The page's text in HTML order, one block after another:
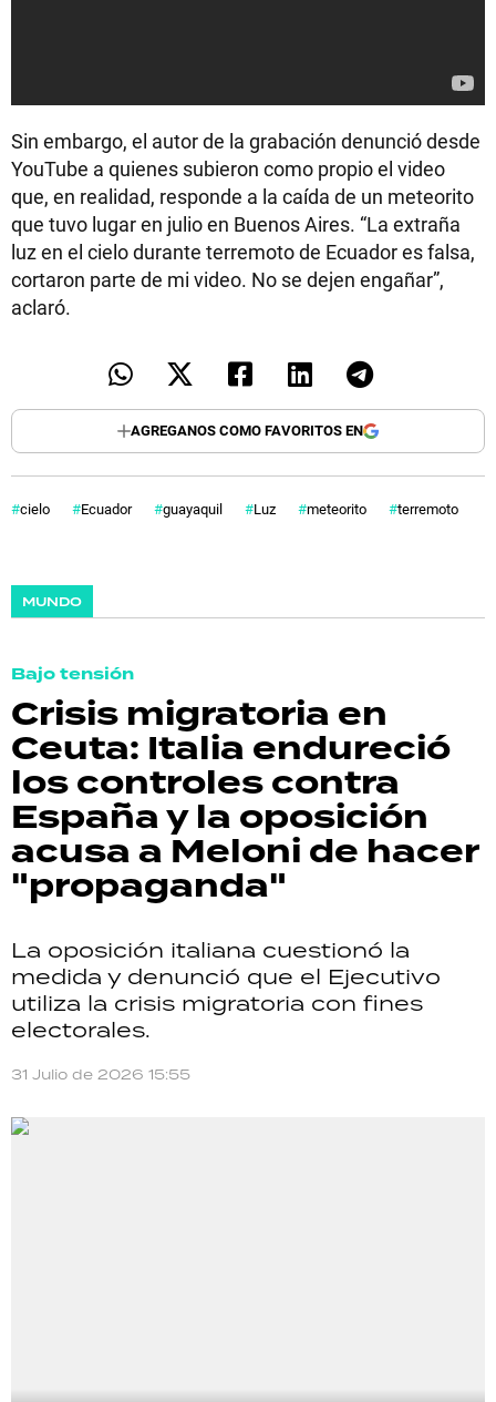
Sin embargo, el autor de la grabación denunció desde
YouTube a quienes subieron como propio el video
que, en realidad, responde a la caída de un meteorito
que tuvo lugar en julio en Buenos Aires. “La extraña
luz en el cielo durante terremoto de Ecuador es falsa,
cortaron parte de mi video. No se dejen engañar”,
aclaró.
AGREGANOS COMO FAVORITOS EN
cielo Ecuador guayaquil Luz meteorito terremoto
MUNDO
Bajo tensión
Crisis migratoria en
Ceuta: Italia endureció
los controles contra
España y la oposición
acusa a Meloni de hacer
"propaganda"
La oposición italiana cuestionó la
medida y denunció que el Ejecutivo
utiliza la crisis migratoria con fines
electorales.
31 Julio de 2026 15:55